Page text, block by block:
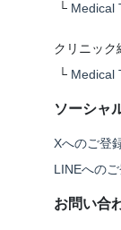
└ Medical
クリニック
└ Medical
ソーシャ
Xへのご登
LINEへの
お問い合